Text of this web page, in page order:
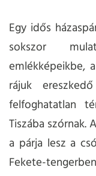
Egy idős
sokszor
emlékképeikbe,
rájuk
felfoghatatlan
Tiszába szórnak.
a párja lesz a
Fekete-